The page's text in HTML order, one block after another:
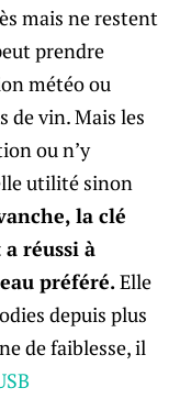
mais ne restent
prendre
météo ou
de vin. Mais les
ou n’y
utilité sinon
la clé
réussi à
préféré.Elle
depuis plus
de faiblesse, il